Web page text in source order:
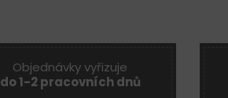
Objednávky vyřizuje
do 1-2 pracovních dnů